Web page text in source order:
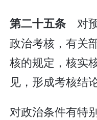
第二十五条 对
政治考核，有关
核的规定，核实
见，形成考核结论
对政治条件有特